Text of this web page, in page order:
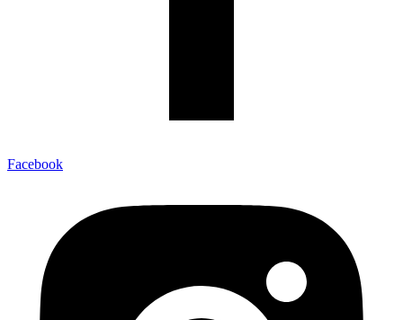
Facebook